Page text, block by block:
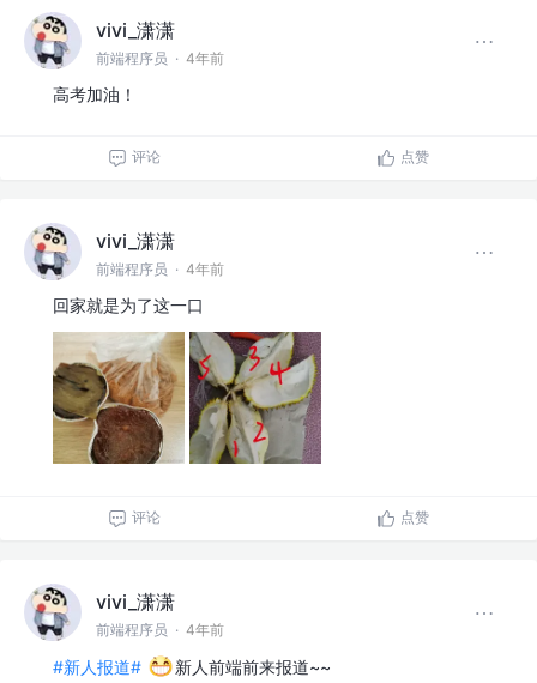
vivi_潇潇
前端程序员 · 4年前
高考加油！
评论 点赞
vivi_潇潇
前端程序员 · 4年前
回家就是为了这一口
评论 点赞
vivi_潇潇
前端程序员 · 4年前
#新人报道# 新人前端前来报道~~